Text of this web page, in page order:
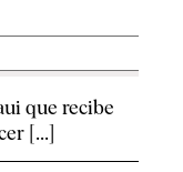
que recibe
[...]